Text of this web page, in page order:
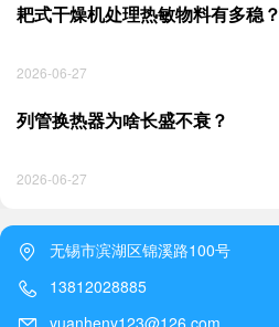
耙式干燥机处理热敏物料有多稳？
2026-06-27
列管换热器为啥长盛不衰？
2026-06-27
无锡市滨湖区锦溪路100号
13812028885
yuanheny123@126.com